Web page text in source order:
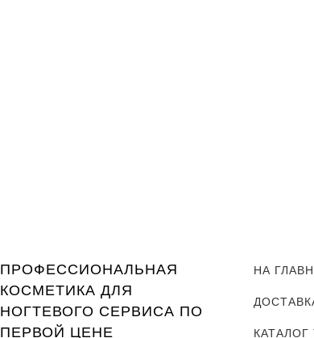
ПРОФЕССИОНАЛЬНАЯ
КОСМЕТИКА ДЛЯ
НОГТЕВОГО СЕРВИСА ПО
ПЕРВОЙ ЦЕНЕ
НА
КАТАЛОГ